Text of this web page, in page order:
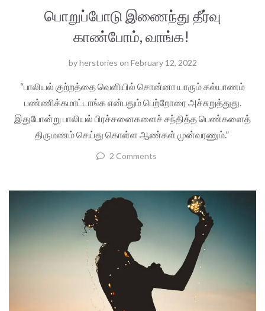
பொறுப்போடு இணைந்து தீர்வு
காண்போம், வாங்க!
byherstories on February 12, 2022
“பாலியல் குற்றத்தை வெளியில் சொன்னா யாரும் கல்யாணம்
பண்ணிக்கமாட்டாங்க என்பதும் பெற்றோரை அச்சுறுத்துது.
இதுபோன்று பாலியல் பிரச்சனைகளைச் சந்தித்த பெண்களைத்
திருமணம் செய்து கொள்ள ஆண்கள் முன்வரணும்.”
2 Comments